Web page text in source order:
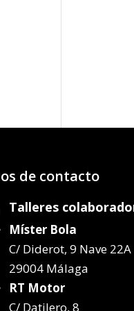
de contacto
Talleres
Míster Bola
C/ Diderot, 9 Nave 22A
29004 Málaga
RT Motor
C/ Datilero, 8